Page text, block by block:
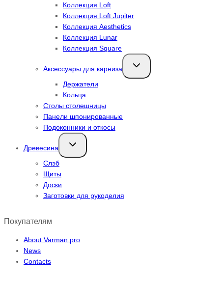
Коллекция Loft
Коллекция Loft Jupiter
Коллекция Aesthetics
Коллекция Lunar
Коллекция Square
Аксессуары для карниза
Переключить
дочернее
Держатели
Кольца
Столы столешницы
Панели шпонированные
Подоконники и откосы
Древесина
Переключить
дочернее
Слэб
Щиты
Доски
Заготовки для рукоделия
Покупателям
About Varman.pro
News
Contacts